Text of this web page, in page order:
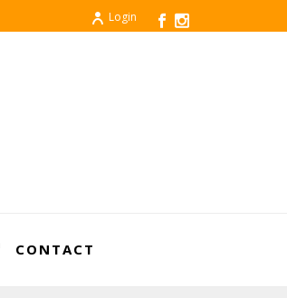
Login
CONTACT